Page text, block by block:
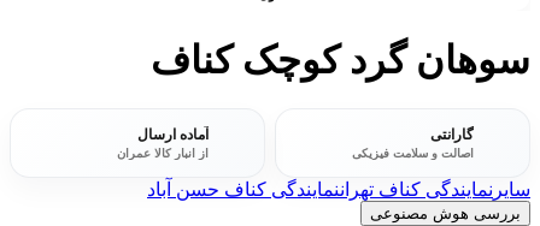
سوهان گرد کوچک کناف
گارانتی
اصالت و سلامت فیزیکی
آماده ارسال
از انبار کالا عمران
سایر نمایندگی کناف تهراننمایندگی کناف حسن آباد
بررسی هوش مصنوعی